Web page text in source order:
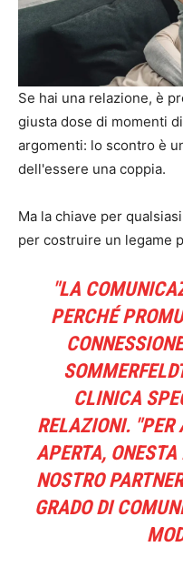
Se hai una relazione, è
giusta dose di momenti
argomenti: lo scontro è
dell'essere una coppia.
Ma la chiave per
per costruire un legame
"LA
PERCHÉ
CLINICA
RELAZIONI. "PER
APERTA,
NOSTRO
GRADO DI